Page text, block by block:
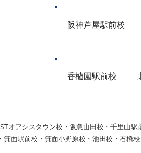
阪神芦屋駅前校
香櫨園駅前校
オアシスタウン校・阪急山田校・千里山
箕面駅前校・箕面小野原校・池田校・石橋